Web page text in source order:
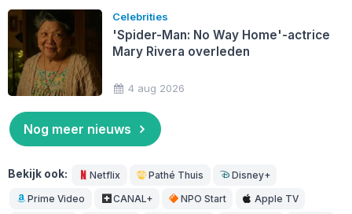
Celebrities
'Spider-Man: No Way Home'-actrice
Mary Rivera overleden
4 aug 2026
Nog meer nieuws
Bekijk ook: Netflix Pathé Thuis Disney+
Prime Video CANAL+ NPO Start Apple TV